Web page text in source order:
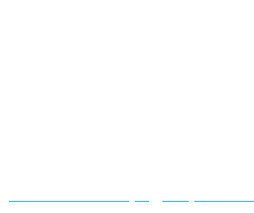
Политика